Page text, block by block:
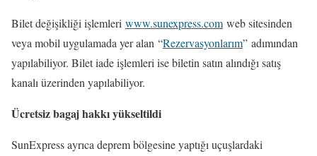
Bilet değişikliği işlemleri www.sunexpress.com web sitesinden
veya mobil uygulamada yer alan “Rezervasyonlarım” adımından
yapılabiliyor. Bilet iade işlemleri ise biletin satın alındığı satış
kanalı üzerinden yapılabiliyor.
Ücretsiz bagaj hakkı yükseltildi
SunExpress ayrıca deprem bölgesine yaptığı uçuşlardaki